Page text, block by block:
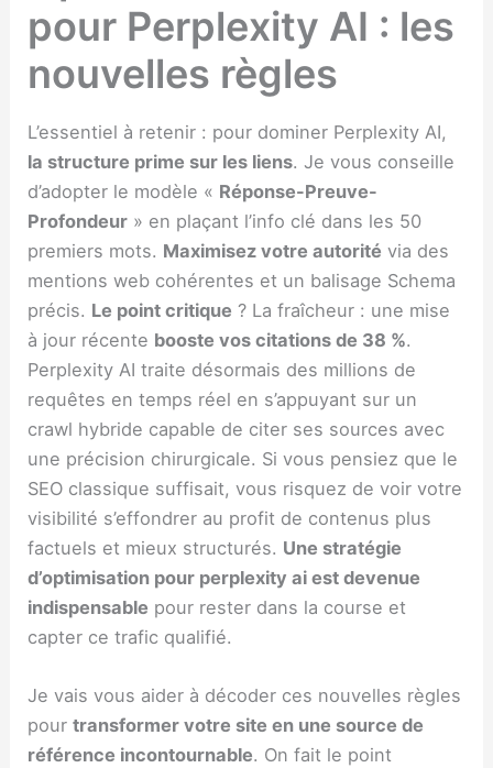
pour Perplexity AI : les
nouvelles règles
L’essentiel à retenir : pour dominer Perplexity AI,
la structure prime sur les liens. Je vous conseille
d’adopter le modèle « Réponse-Preuve-
Profondeur » en plaçant l’info clé dans les 50
premiers mots. Maximisez votre autorité via des
mentions web cohérentes et un balisage Schema
précis. Le point critique ? La fraîcheur : une mise
à jour récente booste vos citations de 38 %.
Perplexity AI traite désormais des millions de
requêtes en temps réel en s’appuyant sur un
crawl hybride capable de citer ses sources avec
une précision chirurgicale. Si vous pensiez que le
SEO classique suffisait, vous risquez de voir votre
visibilité s’effondrer au profit de contenus plus
factuels et mieux structurés. Une stratégie
d’optimisation pour perplexity ai est devenue
indispensable pour rester dans la course et
capter ce trafic qualifié.
Je vais vous aider à décoder ces nouvelles règles
pourtransformer votre site en une source de
référence incontournable. On fait le point